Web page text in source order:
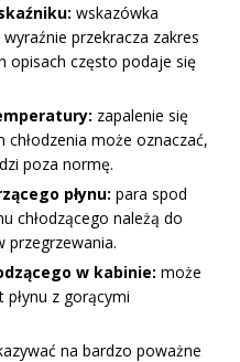
wskazówka
przekracza zakres
opisach często podaje się
zapalenie się
chłodzenia może oznaczać,
poza normę.
płynu: para spod
chłodzącego należą do
przegrzewania.
w kabinie: może
z gorącymi
na bardzo poważne